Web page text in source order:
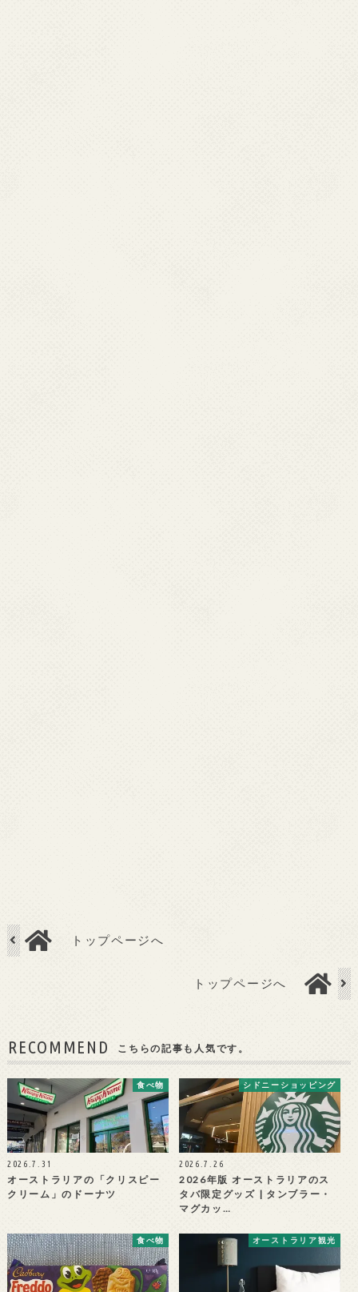
トップページへ
トップページへ
RECOMMEND こちらの記事も人気です。
食べ物
2026.7.31
オーストラリアの「クリスピー
クリーム」のドーナツ
シドニーショッピング
2026.7.26
2026年版 オーストラリアのス
タバ限定グッズ | タンブラー・
マグカッ…
食べ物 オーストラリア観光